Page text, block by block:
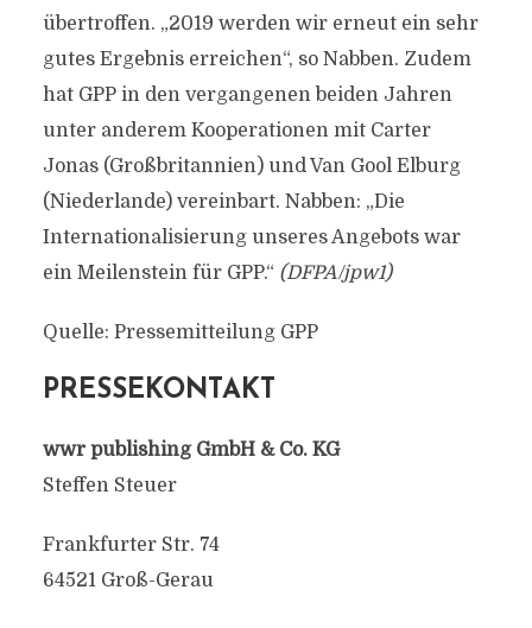
übertroffen. „2019 werden wir erneut ein sehr
gutes Ergebnis erreichen“, so Nabben. Zudem
hat GPP in den vergangenen beiden Jahren
unter anderem Kooperationen mit Carter
Jonas (Großbritannien) und Van Gool Elburg
(Niederlande) vereinbart. Nabben: „Die
Internationalisierung unseres Angebots war
ein Meilenstein für GPP.“ (DFPA/jpw1)
Quelle: Pressemitteilung GPP
PRESSEKONTAKT
wwr publishing GmbH & Co. KG
Steffen Steuer
Frankfurter Str. 74
64521 Groß-Gerau